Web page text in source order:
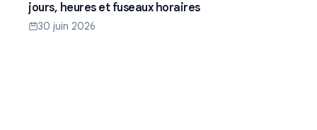
jours, heures et fuseaux horaires
30 juin 2026